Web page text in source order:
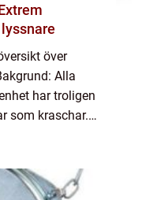
över
Alla
har troligen
som kraschar.